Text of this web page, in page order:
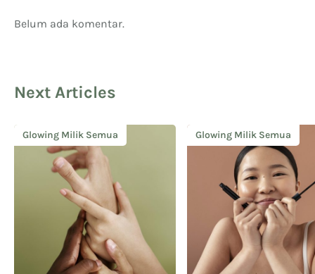
Belum ada komentar.
Next Articles
Glowing Milik Semua Glowing Milik Semua